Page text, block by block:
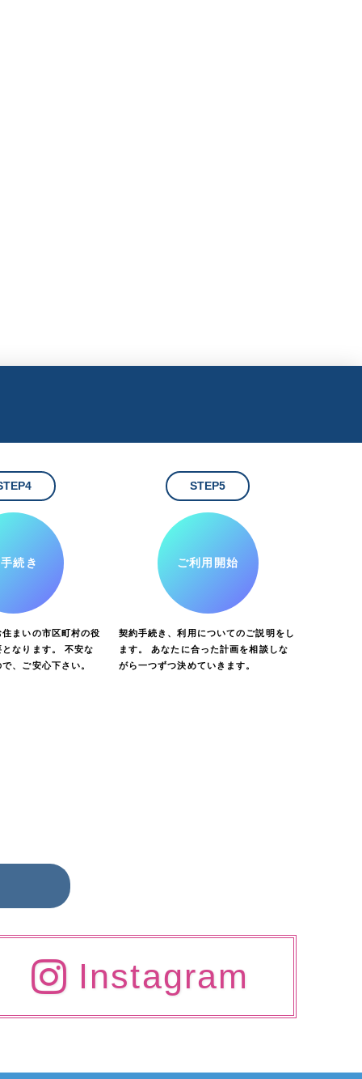
続き
まいの市区町村の役
なります。 不安な
、ご安心下さい。
STEP5
ご利用開始
契約手続き、利用についてのご説明をし
ます。 あなたに合った計画を相談しな
がら一つずつ決めていきます。
Instagram